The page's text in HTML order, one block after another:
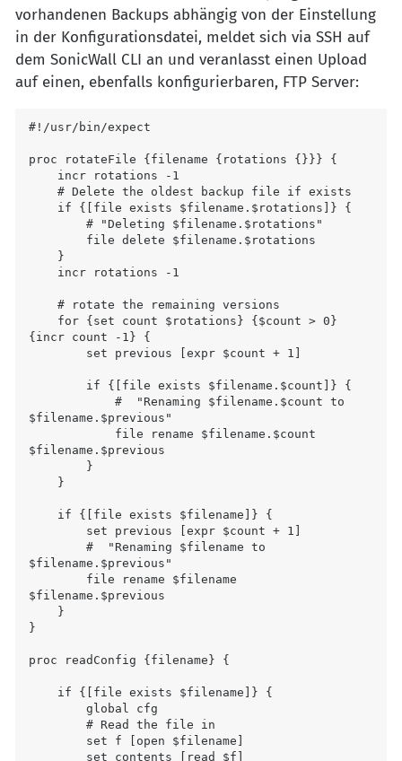
vorhandenen Backups abhängig von der Einstellung
in der Konfigurationsdatei, meldet sich via SSH auf
dem SonicWall CLI an und veranlasst einen Upload
auf einen, ebenfalls konfigurierbaren, FTP Server:
#!/usr/bin/expect
proc rotateFile {filename {rotations {}}} {
{incr count -1} {
$filename.$previous"
$filename.$previous
$filename.$previous"
$filename.$previous
}
proc readConfig {filename} {